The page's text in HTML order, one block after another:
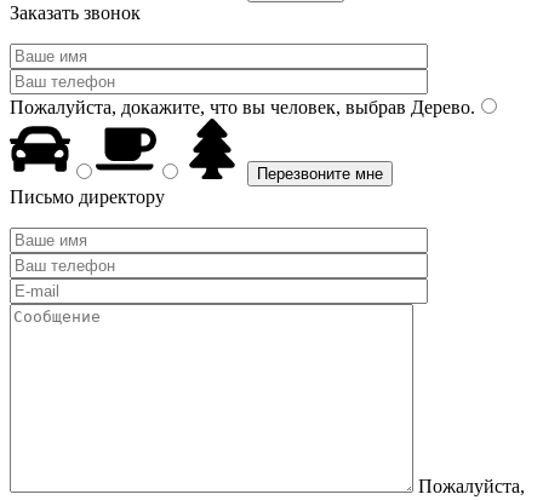
Заказать звонок
Пожалуйста, докажите, что вы человек, выбрав Дерево.
Письмо директору
Пожалуйста,